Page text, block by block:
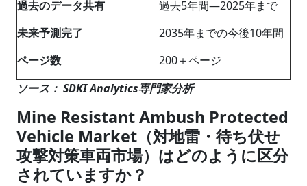
過去のデータ共有
過去5年間―2025年まで
未来予測完了
2035年までの今後10年間
ページ数
200＋ページ
ソース： SDKI Analytics専門家分析
Mine Resistant Ambush Protected
Vehicle Market（対地雷・待ち伏せ
攻撃対策車両市場）はどのように区分
されていますか？